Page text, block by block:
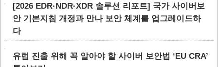
[2026 EDR·NDR·XDR 솔루션 리포트] 국가 사이버보
안 기본지침 개정과 만나 보안 체계를 업그레이드하
다
유럽 진출 위해 꼭 알아야 할 사이버 보안법 ‘EU CRA’